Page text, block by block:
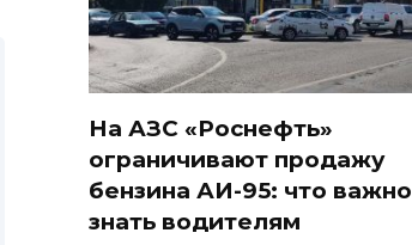
На АЗС «Роснефть»
ограничивают продажу
бензина АИ-95: что важно
знать водителям